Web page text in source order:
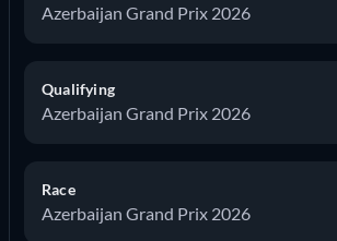
Azerbaijan Grand Prix 2026
Qualifying
Azerbaijan Grand Prix 2026
Race
Azerbaijan Grand Prix 2026